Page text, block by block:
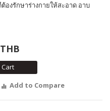
องรักษาร่างกายให้สะอาด อาบ
Add to Compare